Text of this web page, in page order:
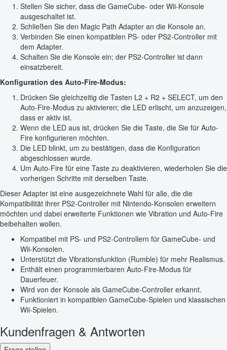
Stellen Sie sicher, dass die GameCube- oder Wii-Konsole
ausgeschaltet ist.
Schließen Sie den Magic Path Adapter an die Konsole an.
Verbinden Sie einen kompatiblen PS- oder PS2-Controller mit
dem Adapter.
Schalten Sie die Konsole ein; der PS2-Controller ist dann
einsatzbereit.
Konfiguration des Auto-Fire-Modus:
Drücken Sie gleichzeitig die Tasten L2 + R2 + SELECT, um den
Auto-Fire-Modus zu aktivieren; die LED erlischt, um anzuzeigen,
dass er aktiv ist.
Wenn die LED aus ist, drücken Sie die Taste, die Sie für Auto-
Fire konfigurieren möchten.
Die LED blinkt, um zu bestätigen, dass die Konfiguration
abgeschlossen wurde.
Um Auto-Fire für eine Taste zu deaktivieren, wiederholen Sie die
vorherigen Schritte mit derselben Taste.
Dieser Adapter ist eine ausgezeichnete Wahl für alle, die die
Kompatibilität ihrer PS2-Controller mit Nintendo-Konsolen erweitern
möchten und dabei erweiterte Funktionen wie Vibration und Auto-Fire
beibehalten wollen.
Kompatibel mit PS- und PS2-Controllern für GameCube- und
Wii-Konsolen.
Unterstützt die Vibrationsfunktion (Rumble) für mehr Realismus.
Enthält einen programmierbaren Auto-Fire-Modus für
Dauerfeuer.
Wird von der Konsole als GameCube-Controller erkannt.
Funktioniert in kompatiblen GameCube-Spielen und klassischen
Wii-Spielen.
Kundenfragen & Antworten